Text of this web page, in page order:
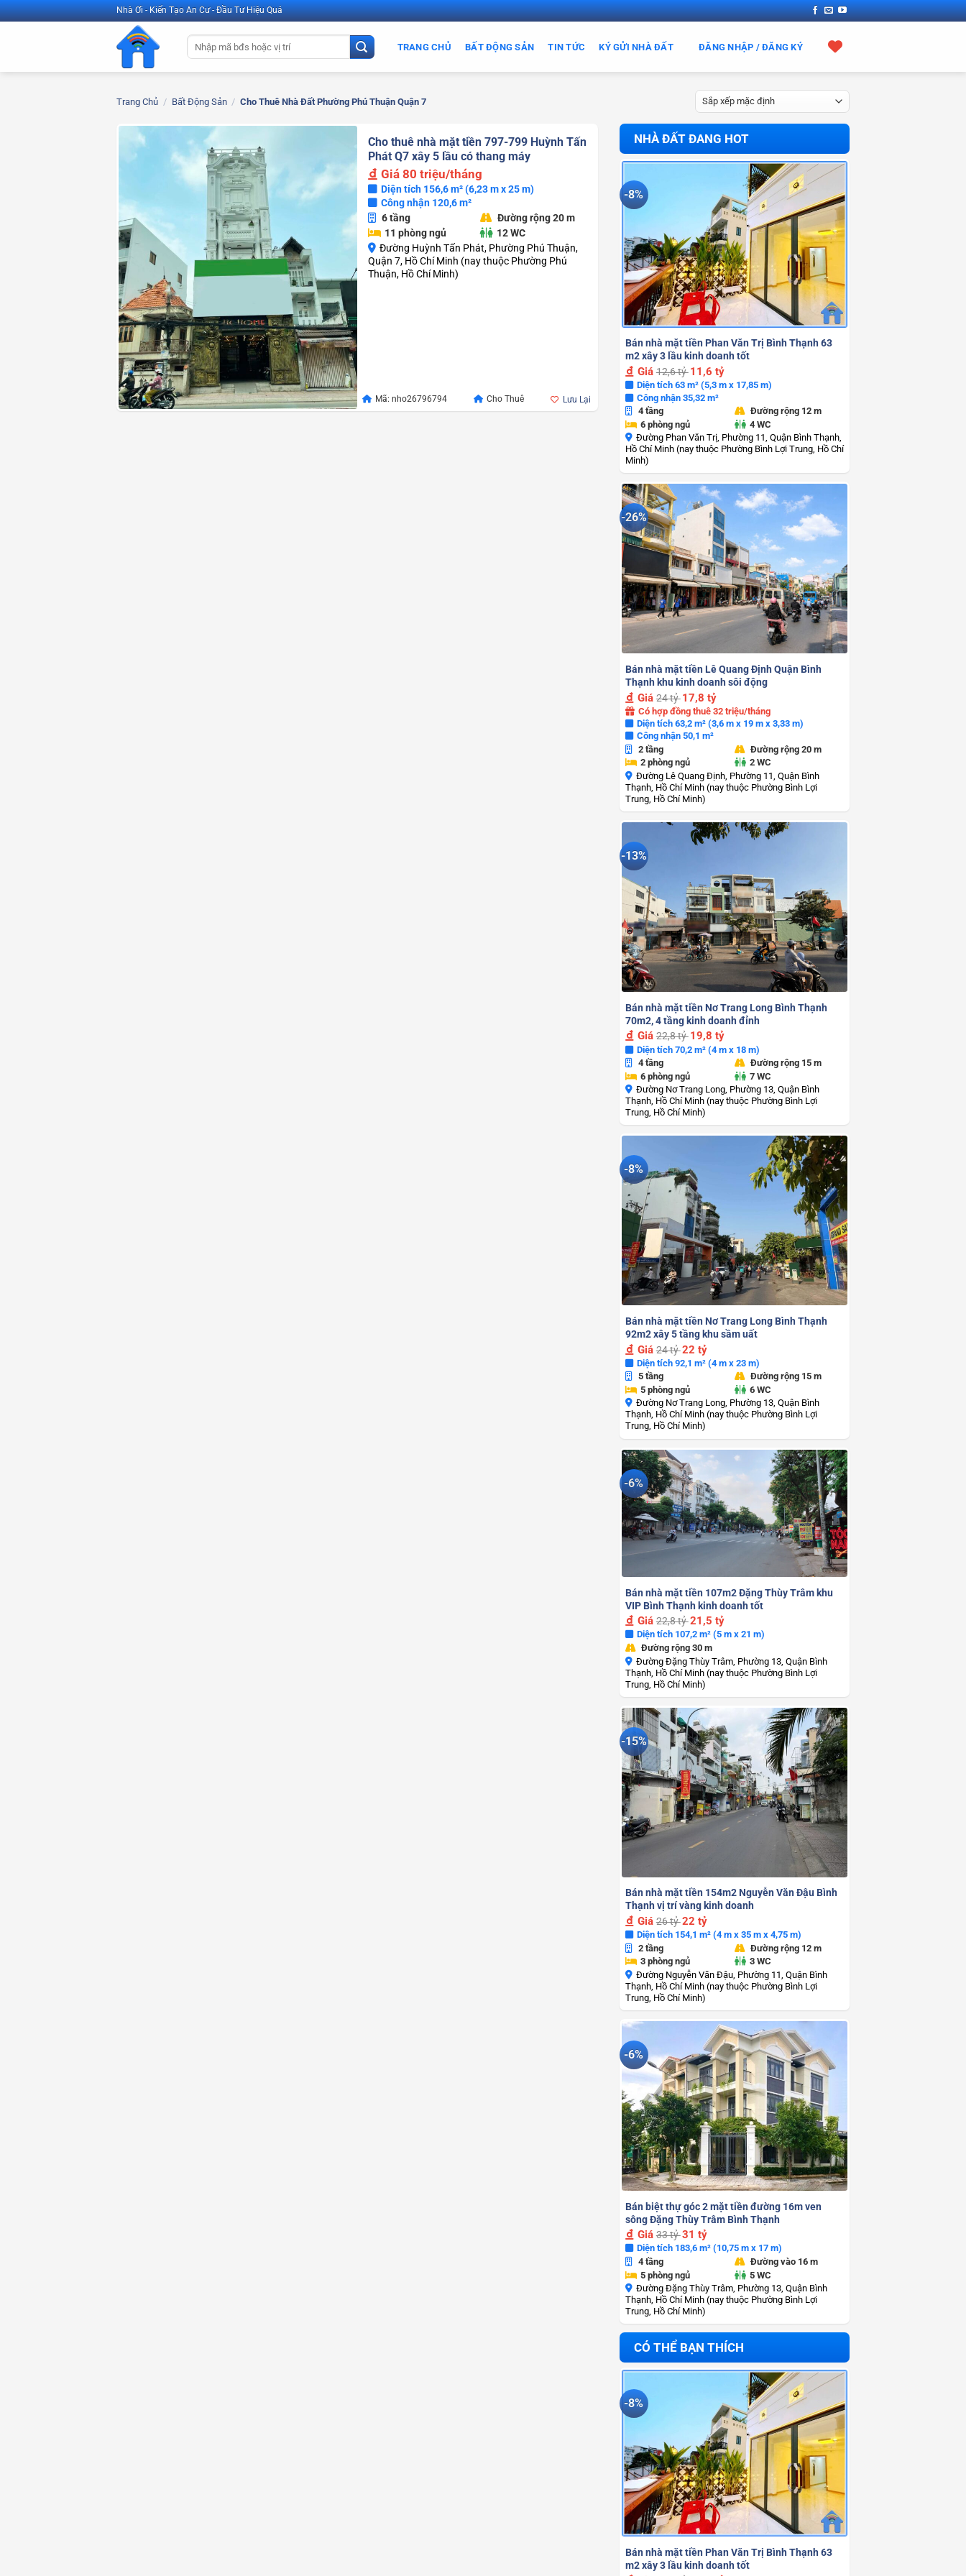
Bỏ
qua
Nhà Ơi - Kiến Tạo An Cư - Đầu Tư Hiệu Quả
Tìm
kiếm:
TRANG CHỦ BẤT ĐỘNG SẢN TIN TỨC KÝ GỬI NHÀ ĐẤT ĐĂNG NHẬP / ĐĂNG KÝ
Trang Chủ / Bất Động Sản / Cho Thuê Nhà Đất Phường Phú Thuận Quận 7
Cho thuê nhà mặt tiền 797-799 Huỳnh Tấn
Phát Q7 xây 5 lầu có thang máy
Giá 80 triệu/tháng
Diện tích 156,6 m² (6,23 m x 25 m)
Công nhận 120,6 m²
6 tầng
Đường rộng 20 m
11 phòng ngủ
12 WC
Đường Huỳnh Tấn Phát, Phường Phú Thuận,
Quận 7, Hồ Chí Minh (nay thuộc Phường Phú
Thuận, Hồ Chí Minh)
Mã: nho26796794 Cho Thuê Lưu Lại
NHÀ ĐẤT ĐANG HOT
-8%
Bán nhà mặt tiền Phan Văn Trị Bình Thạnh 63
m2 xây 3 lầu kinh doanh tốt
Giá12,6 tỷ 11,6 tỷ
Diện tích 63 m² (5,3 m x 17,85 m)
Công nhận 35,32 m²
4 tầng
Đường rộng 12 m
6 phòng ngủ
4 WC
Đường Phan Văn Trị, Phường 11, Quận Bình Thạnh,
Hồ Chí Minh (nay thuộc Phường Bình Lợi Trung, Hồ Chí
Minh)
-26%
Bán nhà mặt tiền Lê Quang Định Quận Bình
Thạnh khu kinh doanh sôi động
Giá24 tỷ 17,8 tỷ
Có hợp đồng thuê 32 triệu/tháng
Diện tích 63,2 m² (3,6 m x 19 m x 3,33 m)
Công nhận 50,1 m²
2 tầng
Đường rộng 20 m
2 phòng ngủ
2 WC
Đường Lê Quang Định, Phường 11, Quận Bình
Thạnh, Hồ Chí Minh (nay thuộc Phường Bình Lợi
Trung, Hồ Chí Minh)
-13%
Bán nhà mặt tiền Nơ Trang Long Bình Thạnh
70m2, 4 tầng kinh doanh đỉnh
Giá22,8 tỷ 19,8 tỷ
Diện tích 70,2 m² (4 m x 18 m)
4 tầng
Đường rộng 15 m
6 phòng ngủ
7 WC
Đường Nơ Trang Long, Phường 13, Quận Bình
Thạnh, Hồ Chí Minh (nay thuộc Phường Bình Lợi
Trung, Hồ Chí Minh)
-8%
Bán nhà mặt tiền Nơ Trang Long Bình Thạnh
92m2 xây 5 tầng khu sầm uất
Giá24 tỷ22 tỷ
Diện tích 92,1 m² (4 m x 23 m)
5 tầng
Đường rộng 15 m
5 phòng ngủ
6 WC
Đường Nơ Trang Long, Phường 13, Quận Bình
Thạnh, Hồ Chí Minh (nay thuộc Phường Bình Lợi
Trung, Hồ Chí Minh)
-6%
Bán nhà mặt tiền 107m2 Đặng Thùy Trâm khu
VIP Bình Thạnh kinh doanh tốt
Giá22,8 tỷ21,5 tỷ
Diện tích 107,2 m² (5 m x 21 m)
Đường rộng 30 m
Đường Đặng Thùy Trâm, Phường 13, Quận Bình
Thạnh, Hồ Chí Minh (nay thuộc Phường Bình Lợi
Trung, Hồ Chí Minh)
-15%
Bán nhà mặt tiền 154m2 Nguyễn Văn Đậu Bình
Thạnh vị trí vàng kinh doanh
Giá26 tỷ22 tỷ
Diện tích 154,1 m² (4 m x 35 m x 4,75 m)
2 tầng
Đường rộng 12 m
3 phòng ngủ
3 WC
Đường Nguyễn Văn Đậu, Phường 11, Quận Bình
Thạnh, Hồ Chí Minh (nay thuộc Phường Bình Lợi
Trung, Hồ Chí Minh)
-6%
Bán biệt thự góc 2 mặt tiền đường 16m ven
sông Đặng Thùy Trâm Bình Thạnh
Giá33 tỷ31 tỷ
Diện tích 183,6 m² (10,75 m x 17 m)
4 tầng
Đường vào 16 m
5 phòng ngủ
5 WC
Đường Đặng Thùy Trâm, Phường 13, Quận Bình
Thạnh, Hồ Chí Minh (nay thuộc Phường Bình Lợi
Trung, Hồ Chí Minh)
CÓ THỂ BẠN THÍCH
-8%
Bán nhà mặt tiền Phan Văn Trị Bình Thạnh 63
m2 xây 3 lầu kinh doanh tốt